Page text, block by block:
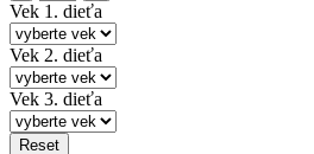
Vek 1. dieťa
Vek 2. dieťa
Vek 3. dieťa
Reset